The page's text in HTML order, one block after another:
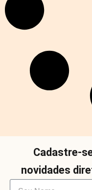
Cadastre-
novidades